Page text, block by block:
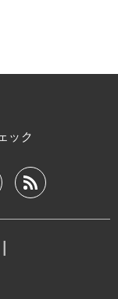
ック